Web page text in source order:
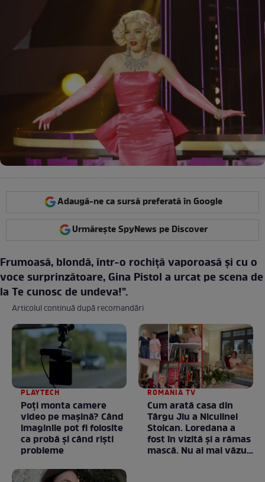
Adaugă-ne ca sursă preferată în Google
Urmărește SpyNews pe Discover
Frumoasă, blondă, într-o rochiţă vaporoasă și cu o
voce surprinzătoare, Gina Pistol a urcat pe scena de
la Te cunosc de undeva!".
Articolul continuă după recomandări
PLAYTECH
Poți monta camere
video pe mașină? Când
imaginile pot fi folosite
ca probă și când riști
probleme
ROMANIA TV
Cum arată casa din
Târgu Jiu a Niculinei
Stoican. Loredana a
fost în vizită și a rămas
mască. Nu ai mai văzut